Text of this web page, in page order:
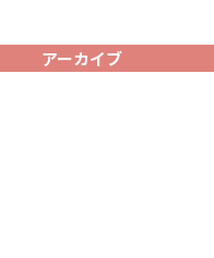
アーカイブ